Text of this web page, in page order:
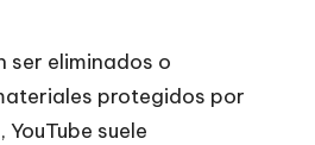
ser eliminados o
protegidos por
suele